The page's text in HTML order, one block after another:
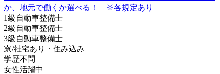
1級自動車整備士
2級自動車整備士
3級自動車整備士
寮/社宅あり・住み込み
学歴不問
女性活躍中